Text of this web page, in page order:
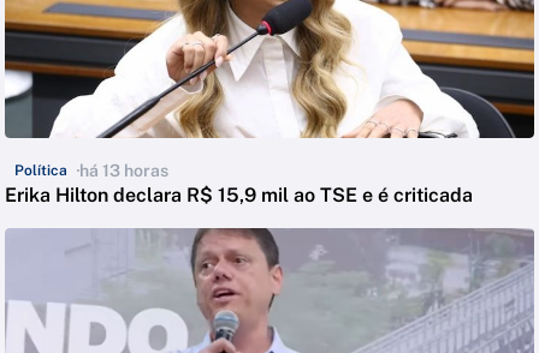
Política há 13 horas
Erika Hilton declara R$ 15,9 mil ao TSE e é criticada